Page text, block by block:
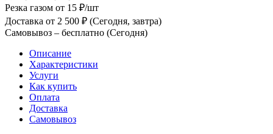
Резка газом от 15 ₽/шт
Доставка от 2 500 ₽ (Сегодня, завтра)
Самовывоз – бесплатно (Сегодня)
Описание
Характеристики
Услуги
Как купить
Оплата
Доставка
Самовывоз